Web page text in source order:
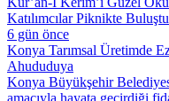
Katılımcılar Piknikte Buluştu
6 gün önce
Konya Tarımsal Üretimde
Ahududuya
Konya Büyükşehir
amacıyla hayata geçirdiği